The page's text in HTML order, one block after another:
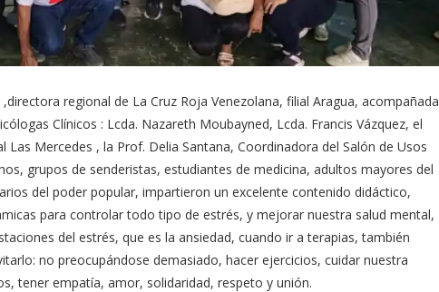
regional de La Cruz Roja Venezolana, filial Aragua, acompañada
Clínicos : Lcda. Nazareth Moubayned, Lcda. Francis Vázquez, el
Mercedes , la Prof. Delia Santana, Coordinadora del Salón de Usos
grupos de senderistas, estudiantes de medicina, adultos mayores del
del poder popular, impartieron un excelente contenido didáctico,
para controlar todo tipo de estrés, y mejorar nuestra salud mental,
del estrés, que es la ansiedad, cuando ir a terapias, también
no preocupándose demasiado, hacer ejercicios, cuidar nuestra
tener empatía, amor, solidaridad, respeto y unión.